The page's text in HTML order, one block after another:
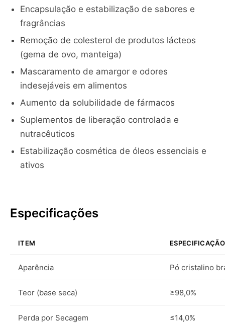
Encapsulação e estabilização de sabores e
fragrâncias
Remoção de colesterol de produtos lácteos
(gema de ovo, manteiga)
Mascaramento de amargor e odores
indesejáveis em alimentos
Aumento da solubilidade de fármacos
Suplementos de liberação controlada e
nutracêuticos
Estabilização cosmética de óleos essenciais e
ativos
Especificações
ITEM ESPECIFICAÇÃO
Aparência Pó cristalino
Teor (base seca) ≥98,0%
Perda por Secagem ≤14,0%